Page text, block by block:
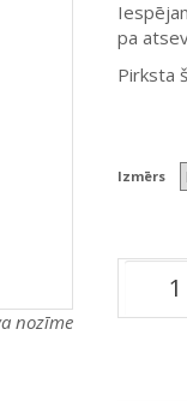
nozīme
pa
Pirksta
Izmērs